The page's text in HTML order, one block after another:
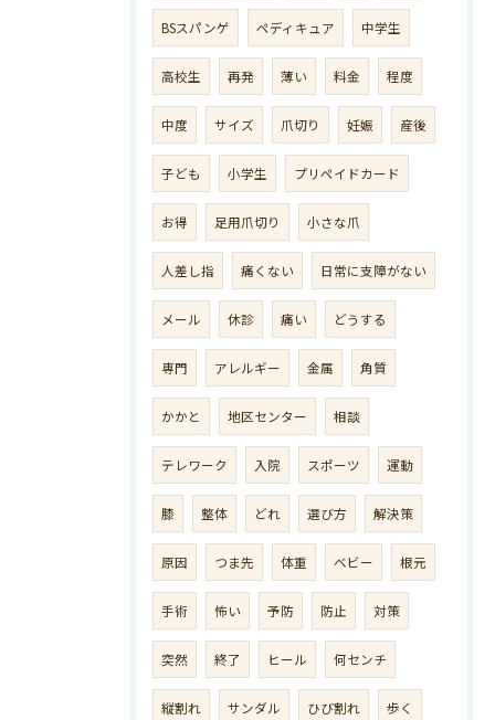
BSスパンゲ ペディキュア 中学生
高校生 再発 薄い 料金 程度
中度 サイズ 爪切り 妊娠 産後
子ども 小学生 プリペイドカード
お得 足用爪切り 小さな爪
人差し指 痛くない 日常に支障がない
メール 休診 痛い どうする
専門 アレルギー 金属 角質
かかと 地区センター 相談
テレワーク 入院 スポーツ 運動
膝 整体 どれ 選び方 解決策
原因 つま先 体重 ベビー 根元
手術 怖い 予防 防止 対策
突然 終了 ヒール 何センチ
縦割れ サンダル ひび割れ 歩く